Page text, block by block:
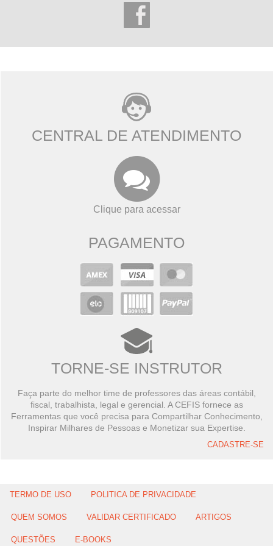
CENTRAL DE ATENDIMENTO
Clique para acessar
PAGAMENTO
TORNE-SE INSTRUTOR
Faça parte do melhor time de professores das áreas contábil,
fiscal, trabalhista, legal e gerencial. A CEFIS fornece as
Ferramentas que você precisa para Compartilhar Conhecimento,
Inspirar Milhares de Pessoas e Monetizar sua Expertise.
CADASTRE-SE
TERMO DE USO POLITICA DE PRIVACIDADE
QUEM SOMOS VALIDAR CERTIFICADO ARTIGOS
QUESTÕES E-BOOKS